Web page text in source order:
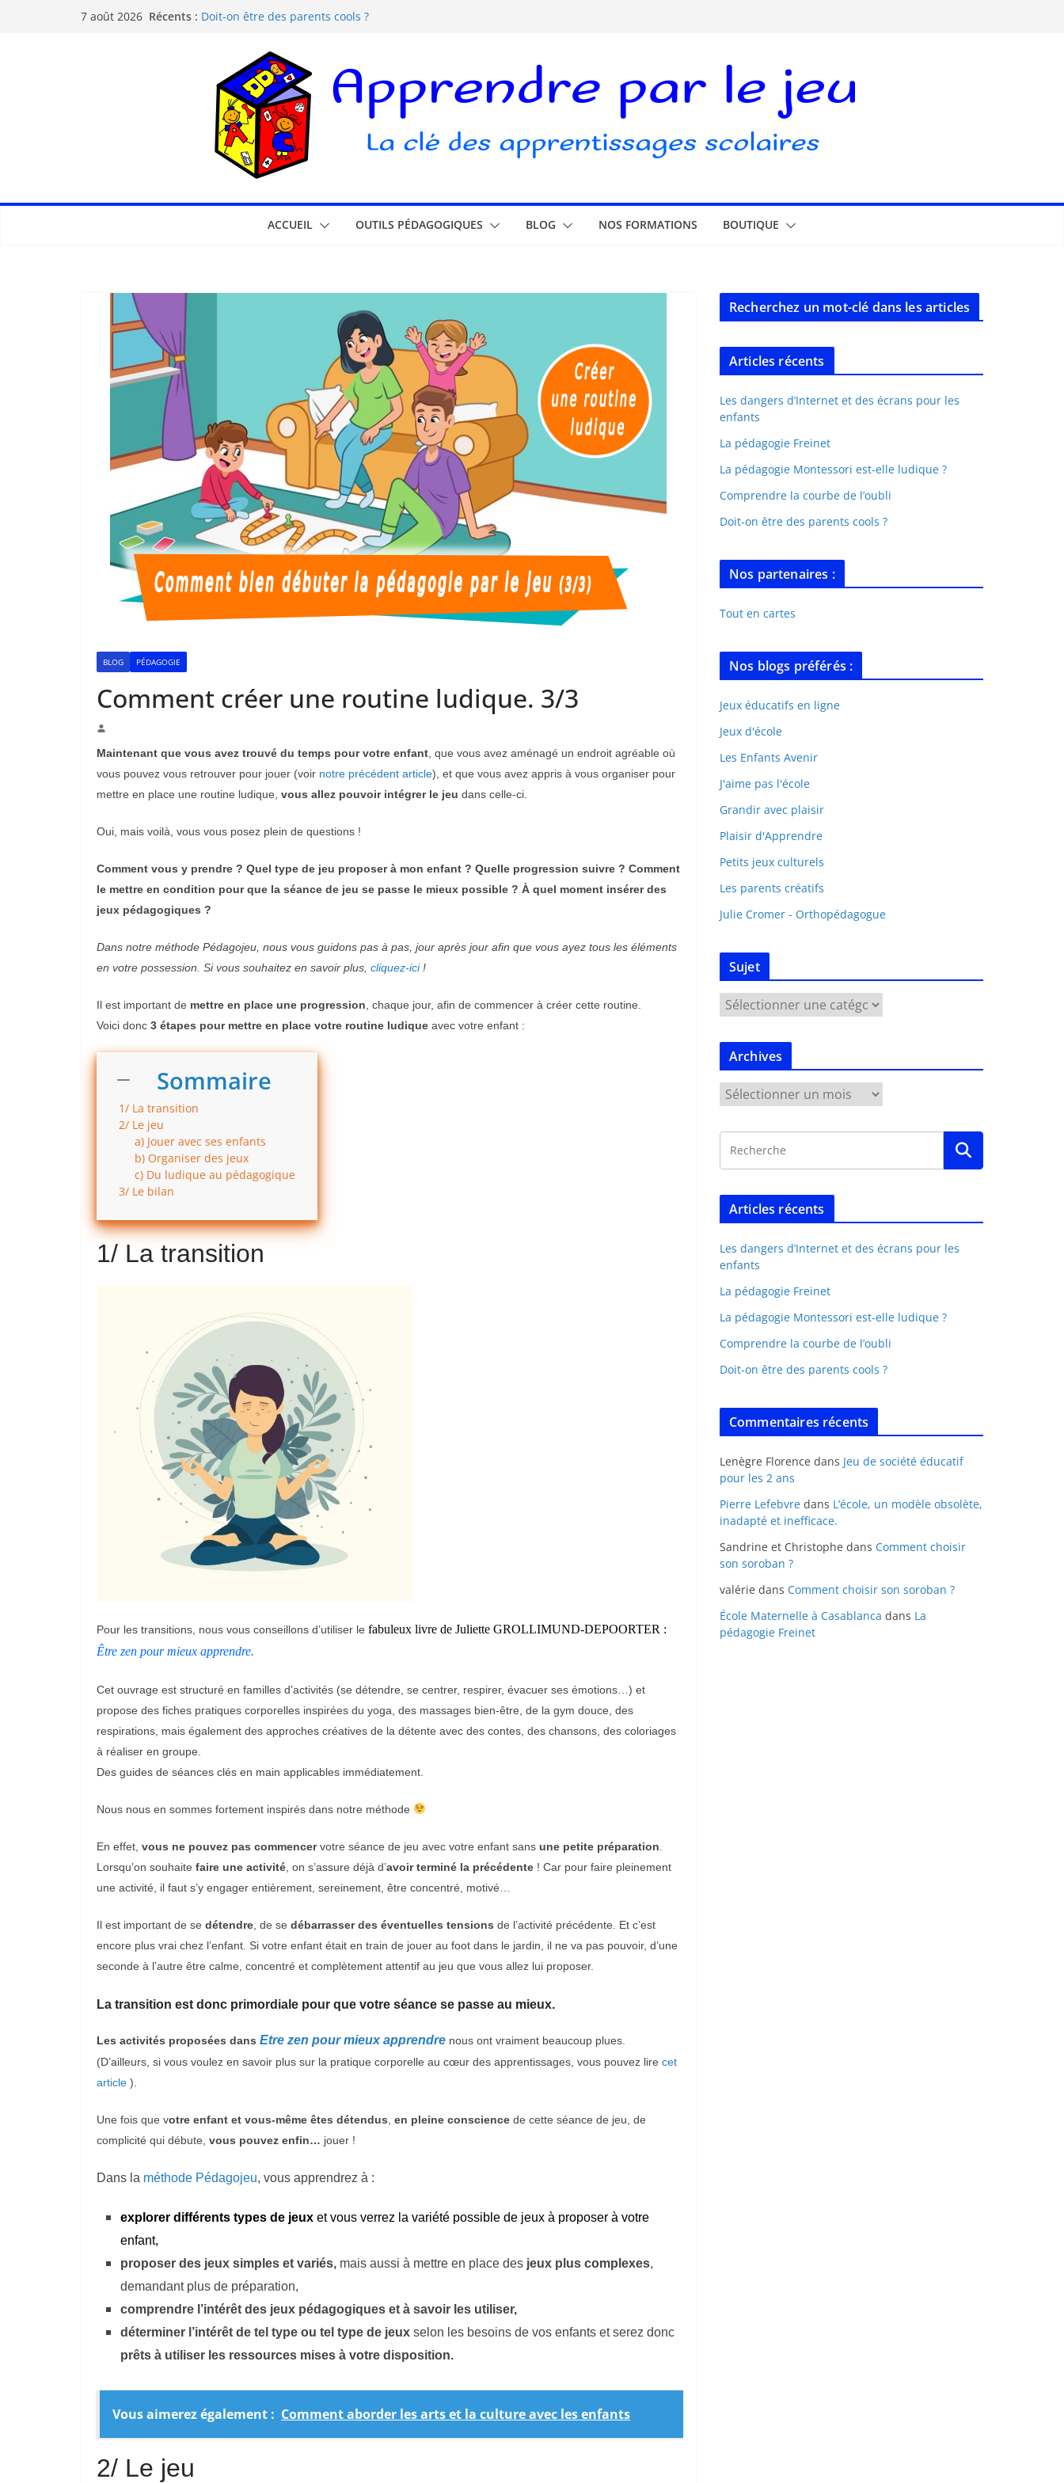
7 août 2026 Récents : Doit-on être des parents cools ?
La pédagogie Montessori est-elle ludique ?
Comprendre la courbe de l’oubli
ACCUEIL OUTILS PÉDAGOGIQUES BLOG NOS FORMATIONS BOUTIQUE
BLOG PÉDAGOGIE
Comment créer une routine ludique. 3/3
Maintenant que vous avez trouvé du temps pour votre enfant , que vous avez aménagé un endroit agréable où
vous pouvez vous retrouver pour jouer (voir notre précédent article) , et que vous avez appris à vous organiser pour
mettre en place une routine ludique, vous allez pouvoir intégrer le jeu dans celle-ci.
Oui, mais voilà, vous vous posez plein de questions !
Comment vous y prendre ? Quel type de jeu proposer à mon enfant ? Quelle progression suivre ? Comment
le mettre en condition pour que la séance de jeu se passe le mieux possible ? À quel moment insérer des
jeux pédagogiques ?
Dans notre méthode Pédagojeu , nous vous guidons pas à pas, jour après jour afin que vous ayez tous les éléments
en votre possession. Si vous souhaitez en savoir plus, cliquez-ici!
Il est important de mettre en place une progression , chaque jour, afin de commencer à créer cette routine.
Voici donc 3 étapes pour mettre en place votre routine ludique avec votre enfant :
Sommaire
1/ La transition
2/ Le jeu
a) Jouer avec ses enfants
b) Organiser des jeux
c) Du ludique au pédagogique
3/ Le bilan
1/ La transition
Pour les transitions, nous vous conseillons d’utiliser le fabuleux livre de Juliette GROLLIMUND-DEPOORTER :
Être zen pour mieux apprendre.
Cet ouvrage est structuré en familles d’activités (se détendre, se centrer, respirer, évacuer ses émotions…) et
propose des fiches pratiques corporelles inspirées du yoga, des massages bien-être, de la gym douce, des
respirations, mais également des approches créatives de la détente avec des contes, des chansons, des coloriages
à réaliser en groupe.
Des guides de séances clés en main applicables immédiatement.
Nous nous en sommes fortement inspirés dans notre méthode
En effet, vous ne pouvez pas commencervotre séance de jeu avec votre enfant sans une petite préparation
Lorsqu’on souhaite faire une activité , on s’assure déjà d’avoir terminé la précédente ! Car pour faire pleinement
une activité, il faut s’y engager entièrement, sereinement, être concentré, motivé…
Il est important de se détendre , de se débarrasser des éventuelles tensions de l’activité précédente. Et c’est
encore plus vrai chez l’enfant. Si votre enfant était en train de jouer au foot dans le jardin, il ne va pas pouvoir, d’une
seconde à l’autre être calme, concentré et complètement attentif au jeu que vous allez lui proposer.
La transition est donc primordiale pour que votre séance se passe au mieux.
Les activités proposées dans Etre zen pour mieux apprendre nous ont vraiment beaucoup plues.
(D’ailleurs, si vous voulez en savoir plus sur la pratique corporelle au cœur des apprentissages, vous pouvez lire cet
article ).
Une fois que votre enfant et vous-même êtes détendus en pleine conscience de cette séance de jeu, de
complicité qui débute, vous pouvez enfin… jouer !
Dans la méthode Pédagojeu, vous apprendrez à :
explorer différents types de jeux et vous verrez la variété possible de jeux à proposer à votre
enfant,
proposer des jeux simples et variés, mais aussi à mettre en place des jeux plus complexes,
demandant plus de préparation,
comprendre l’intérêt des jeux pédagogiques et à savoir les utiliser,
déterminer l’intérêt de tel type ou tel type de jeux selon les besoins de vos enfants et serez donc
prêts à utiliser les ressources mises à votre disposition.
Vous aimerez également : Comment aborder les arts et la culture avec les enfants
2/ Le jeu
Recherchez un mot-clé dans les articles
Articles récents
Les dangers d’Internet et des écrans pour les
enfants
La pédagogie Freinet
La pédagogie Montessori est-elle ludique ?
Comprendre la courbe de l’oubli
Doit-on être des parents cools ?
Nos partenaires :
Tout en cartes
Nos blogs préférés :
Jeux éducatifs en ligne
Jeux d'école
Les Enfants Avenir
J'aime pas l'école
Grandir avec plaisir
Plaisir d'Apprendre
Petits jeux culturels
Les parents créatifs
Julie Cromer - Orthopédagogue
Sujet
Archives
Articles récents
Les dangers d’Internet et des écrans pour les
enfants
La pédagogie Freinet
La pédagogie Montessori est-elle ludique ?
Comprendre la courbe de l’oubli
Doit-on être des parents cools ?
Commentaires récents
Lenègre Florence dans Jeu de société éducatif
pour les 2 ans
Pierre Lefebvre dans L’école, un modèle obsolète,
inadapté et inefficace.
Sandrine et Christophe dans Comment choisir
son soroban ?
valérie dans Comment choisir son soroban ?
École Maternelle à Casablanca dans La
pédagogie Freinet